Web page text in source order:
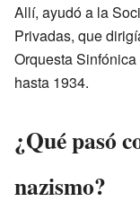
Allí, ayudó a la
Privadas, que
Orquesta
hasta 1934.
¿Qué pasó
nazismo?